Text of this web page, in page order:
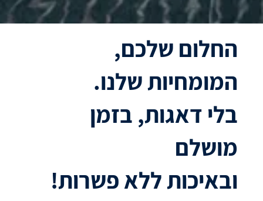
החלום שלכם,
המומחיות שלנו.
בלי דאגות, בזמן
מושלם
ובאיכות ללא פשרות!